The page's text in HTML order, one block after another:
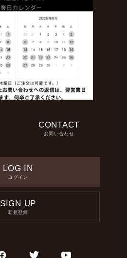
CONTACT
お問い合わせ
LOG IN
ログイン
SIGN UP
新規登録